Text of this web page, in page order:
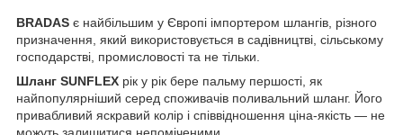
BRADAS є найбільшим у Європі імпортером шлангів, різного
призначення, який використовується в садівництві, сільському
господарстві, промисловості та не тільки.
Шланг SUNFLEX рік у рік бере пальму першості, як
найпопулярніший серед споживачів поливальний шланг. Його
привабливий яскравий колір і співвідношення ціна-якість — не
можуть залишитися непоміченими.